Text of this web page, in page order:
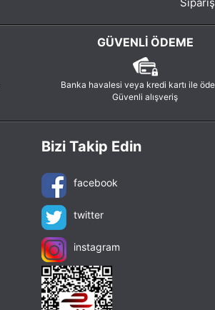
GÜVENLI ÖDEME
Banka havalesi veya kredi kartı ile
Güvenli alışveriş
Bizi Takip Edin
facebook
twitter
instagram